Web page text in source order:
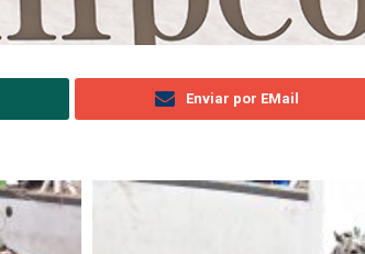
Enviar por EMail